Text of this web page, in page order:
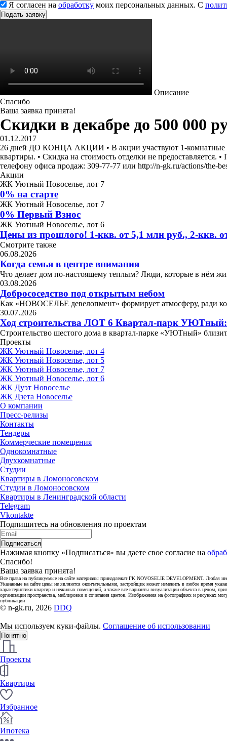
Я согласен на обработку моих персональных данных. С
Описание
Спасибо
Ваша заявка принята!
Скидки в декабре до 500 000
01.12.2017
26 дней ДО КОНЦА АКЦИИ • В акции участвуют 1-комнатные и
квартиры. • Скидка на стоимость отделки не
телефону офиса продаж: 309-77-77 или http://n-gk.ru/actions/the-
Акции
ЖК Уютный Новоселье, лот 7
0% на старте
ЖК Уютный Новоселье, лот 7
0% Первый Взнос
ЖК Уютный Новоселье, лот 6
Цены из прошлого! 1-ккв. от 5,1 млн руб., 2-ккв.
Смотрите также
06.08.2026
Когда семья в центре внимания
Что делает дом по-настоящему теплым? Люди, которые в нём
03.08.2026
Добрососедство под открытым небом
Как «НОВОСЕЛЬЕ девелопмент» формирует атмосферу, ради
30.07.2026
Ход строительства ЛОТ 6 Квартал-парк
Строительство шестого дома в квартал-парке «УЮТный»
Проекты
ЖК Уютный Новоселье, лот 4
ЖК Уютный Новоселье, лот 5
ЖК Уютный Новоселье, лот 7
ЖК Уютный Новоселье, лот 6
ЖК Дуэт Новоселье
ЖК Дзета Новоселье
О компании
Пресс-релизы
Контакты
Тендеры
Коммерческие помещения
Однокомнатные
Двухкомнатные
Студии
Квартиры в Ломоносовском
Студии в Ломоносовском
Квартиры в Ленинградской области
Telegram
Vkontakte
Подпишитесь на обновления по проектам
Подписаться
Нажимая кнопку «Подписаться» вы даете свое согласие на
Спасибо!
Ваша заявка принята!
Все права на публикуемые на сайте материалы принадлежат ГК NOVOSELIE DEVELOPMENT. Любая
Указанные на сайте цены не являются окончательными, застройщик может изменить в любое время
характеристики квартир и нежилых помещений, а также все варианты визуализации объекта в целом,
организации пространства, меблировки и сочетания цветов. Изображения на фотографиях и рисунках
публикации
© n-gk.ru, 2026 DDQ
Мы используем куки-файлы. Соглашение об использовании
Понятно
Проекты
Квартиры
Избранное
Ипотека